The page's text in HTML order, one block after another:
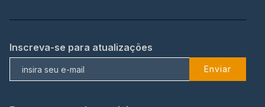
Inscreva-se para atualizações
Enviar